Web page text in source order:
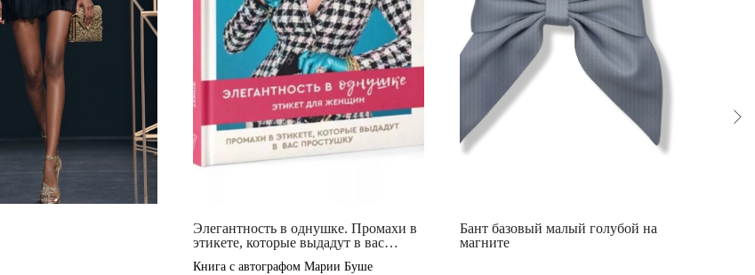
Элегантность в однушке. Промахи в
этикете, которые выдадут в вас
Книга с автографом Марии Буше
Бант базовый малый голубой на
магните